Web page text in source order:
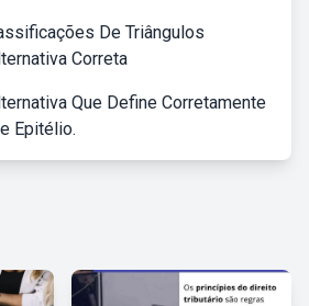
De Triângulos
Correta
Que Define Corretamente
Epitélio.